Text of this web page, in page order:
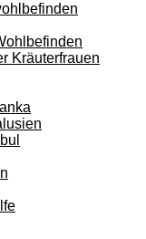
Kräuterfrauen